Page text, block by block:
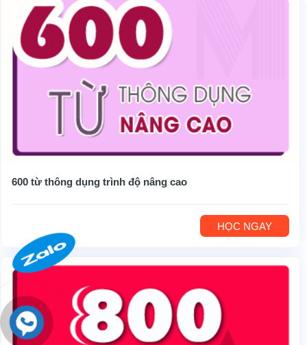
600 từ thông dụng trình độ nâng cao
HỌC NGAY